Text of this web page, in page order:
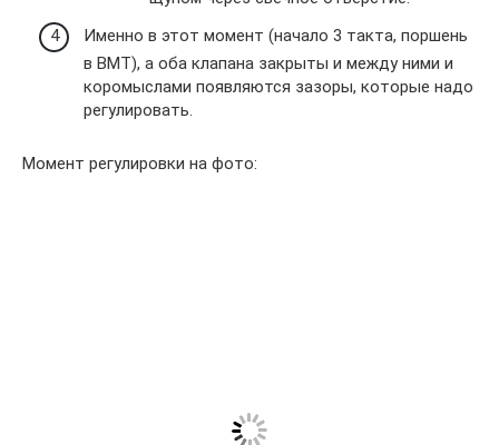
Именно в этот момент (начало 3 такта, поршень
в ВМТ), а оба клапана закрыты и между ними и
коромыслами появляются зазоры, которые надо
регулировать.
Момент регулировки на фото: